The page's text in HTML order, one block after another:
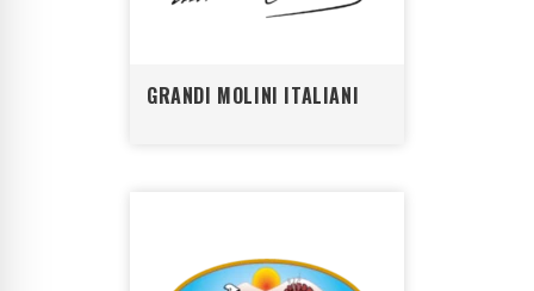
GRANDI MOLINI ITALIANI